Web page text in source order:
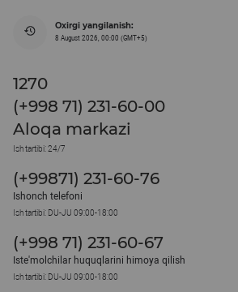
Oxirgi yangilanish:
8 August 2026, 00:00 (GMT+5)
1270
(+998 71) 231-60-00
Aloqa markazi
Ish tartibi: 24/7
(+99871) 231-60-76
Ishonch telefoni
Ish tartibi: DU-JU 09:00-18:00
(+998 71) 231-60-67
Iste'molchilar huquqlarini himoya qilish
Ish tartibi: DU-JU 09:00-18:00